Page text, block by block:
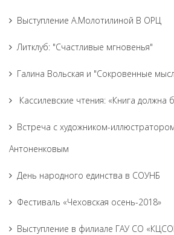
Выступление А.Молотилиной В ОРЦ
Литклуб: "Счастливые мгновенья"
Галина Вольская и "Сокровенные
Кассилевские чтения: «Книга должна
Встреча с художником-
Антоненковым
День народного единства в СОУНБ
Фестиваль «Чеховская осень-2018»
Выступление в филиале ГАУ СО